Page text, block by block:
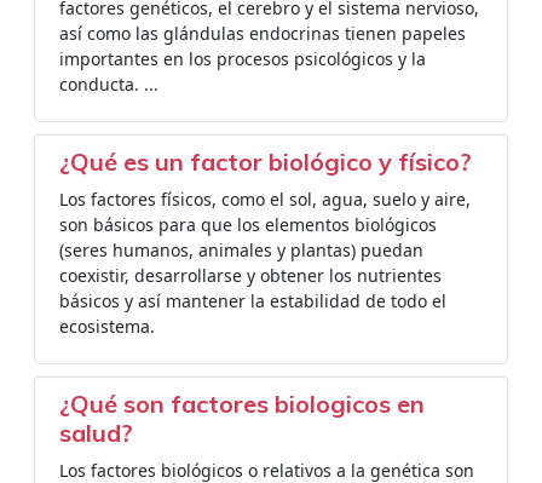
factores genéticos, el cerebro y el sistema nervioso,
así como las glándulas endocrinas tienen papeles
importantes en los procesos psicológicos y la
conducta. ...
¿Qué es un factor biológico y físico?
Los factores físicos, como el sol, agua, suelo y aire,
son básicos para que los elementos biológicos
(seres humanos, animales y plantas) puedan
coexistir, desarrollarse y obtener los nutrientes
básicos y así mantener la estabilidad de todo el
ecosistema.
¿Qué son factores biologicos en
salud?
Los factores biológicos o relativos a la genética son